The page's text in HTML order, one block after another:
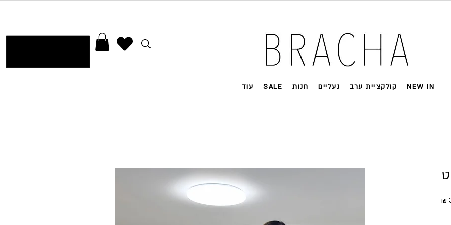
NEW IN קולקציית ערב נעליים חנות SALE עוד